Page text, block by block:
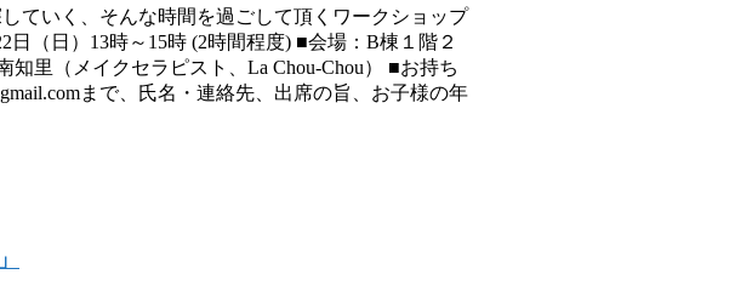
ていく、そんな時間を過ごして頂くワークショップ
（日）13時～15時 (2時間程度) ■会場：B棟１階２
里（メイクセラピスト、La Chou-Chou） ■お持ち
まで、氏名・連絡先、出席の旨、お子様の年